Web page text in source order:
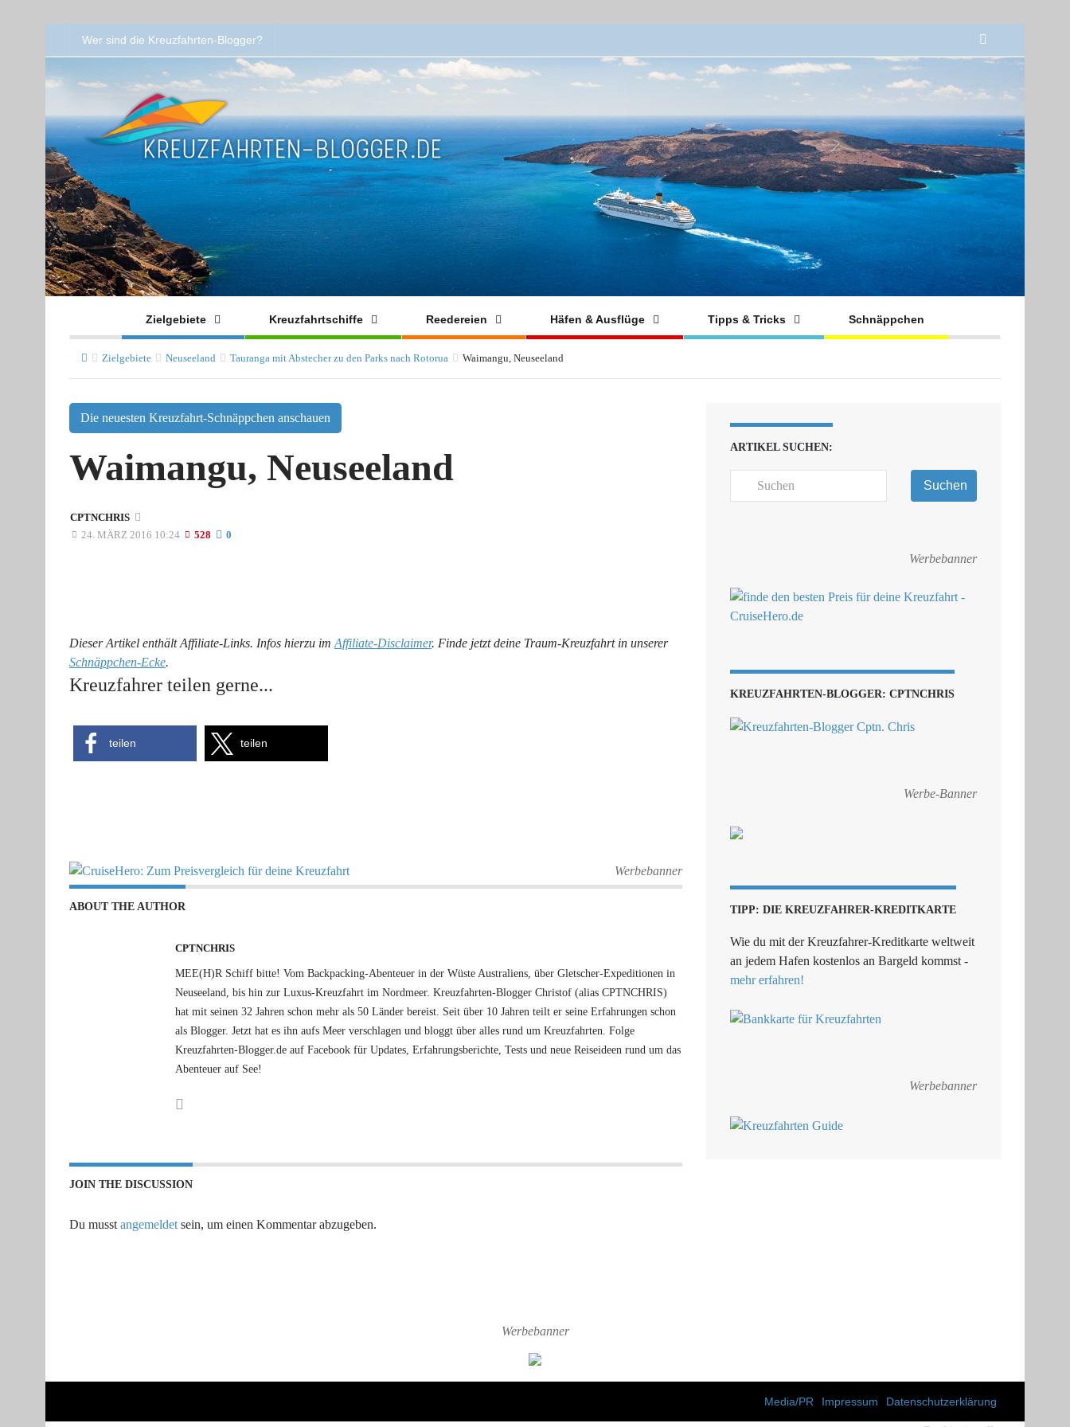
Wer sind die Kreuzfahrten-Blogger?
Zielgebiete Kreuzfahrtschiffe Reedereien Häfen & Ausflüge Tipps & Tricks Schnäppchen
Zielgebiete Neuseeland Tauranga mit Abstecher zu den Parks nach Rotorua Waimangu, Neuseeland
Die neuesten Kreuzfahrt-Schnäppchen anschauen
Waimangu, Neuseeland
CPTNCHRIS
24. MÄRZ 2016 10:24
528 0
Dieser Artikel enthält Affiliate-Links. Infos hierzu im Affiliate-Disclaimer. Finde jetzt deine Traum-Kreuzfahrt in unserer
Schnäppchen-Ecke.
Kreuzfahrer teilen gerne...
teilen teilen
Werbebanner
ABOUT THE AUTHOR
CPTNCHRIS
MEE(H)R Schiff bitte! Vom Backpacking-Abenteuer in der Wüste Australiens, über Gletscher-Expeditionen in
Neuseeland, bis hin zur Luxus-Kreuzfahrt im Nordmeer. Kreuzfahrten-Blogger Christof (alias CPTNCHRIS)
hat mit seinen 32 Jahren schon mehr als 50 Länder bereist. Seit über 10 Jahren teilt er seine Erfahrungen schon
als Blogger. Jetzt hat es ihn aufs Meer verschlagen und bloggt über alles rund um Kreuzfahrten. Folge
Kreuzfahrten-Blogger.de auf Facebook für Updates, Erfahrungsberichte, Tests und neue Reiseideen rund um das
Abenteuer auf See!
JOIN THE DISCUSSION
Du musst angemeldet sein, um einen Kommentar abzugeben.
ARTIKEL SUCHEN:
Suchen
Werbebanner
KREUZFAHRTEN-BLOGGER: CPTNCHRIS
Werbe-Banner
TIPP: DIE KREUZFAHRER-KREDITKARTE
Wie du mit der Kreuzfahrer-Kreditkarte weltweit
an jedem Hafen kostenlos an Bargeld kommst -
mehr erfahren!
Werbebanner
Werbebanner
Media/PR Impressum Datenschutzerklärung